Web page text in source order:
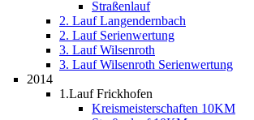
Straßenlauf
2. Lauf Langendernbach
2. Lauf Serienwertung
3. Lauf Wilsenroth
3. Lauf Wilsenroth Serienwertung
2014
1.Lauf Frickhofen
Kreismeisterschaften 10KM